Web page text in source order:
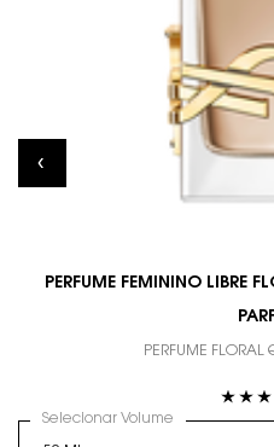
PERFUME FEMININO LIBRE
PERFUME FLORAL
Selecionar Volume